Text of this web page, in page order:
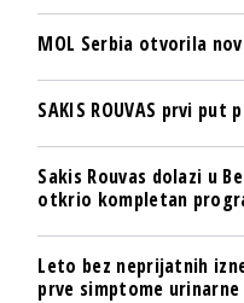
MOL Serbia otvorila
SAKIS ROUVAS prvi
Sakis Rouvas dolazi u
otkrio kompletan
Leto bez neprijatnih
prve simptome